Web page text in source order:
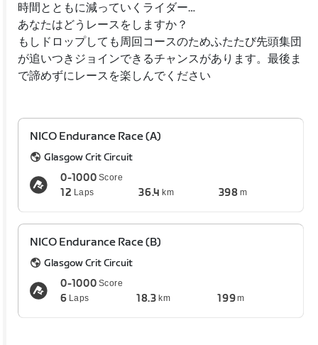
時間とともに減っていくライダー…
あなたはどうレースをしますか？
もしドロップしても周回コースのためふたたび先頭集団
が追いつきジョインできるチャンスがあります。最後ま
で諦めずにレースを楽しんでください
NICO Endurance Race (A)
Glasgow Crit Circuit
0-1000 Score
12 Laps 36.4 km 398 m
NICO Endurance Race (B)
Glasgow Crit Circuit
0-1000 Score
6 Laps 18.3 km 199m